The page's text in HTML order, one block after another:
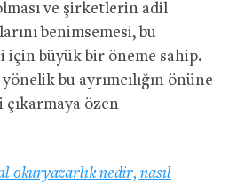
ve şirketlerin adil
benimsemesi, bu
büyük bir öneme sahip.
bu ayrımcılığın önüne
çıkarmaya özen
okuryazarlık nedir, nasıl